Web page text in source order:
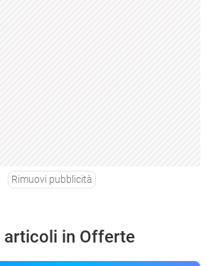
Rimuovi pubblicità
articoli in Offerte